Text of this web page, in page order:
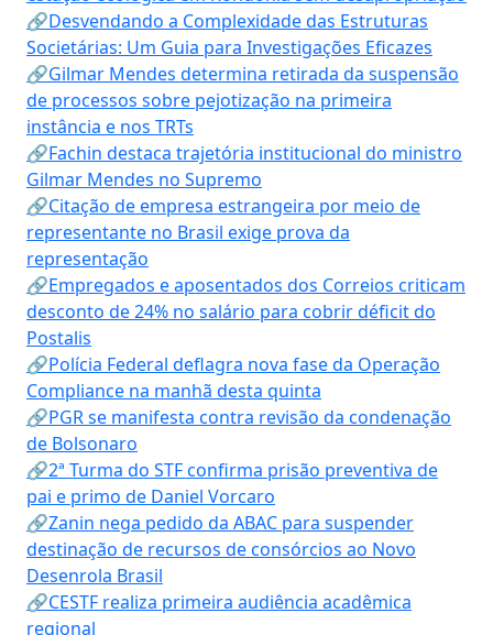
🔗Desvendando a Complexidade das Estruturas
Societárias: Um Guia para Investigações Eficazes
🔗Gilmar Mendes determina retirada da suspensão
de processos sobre pejotização na primeira
instância e nos TRTs
🔗Fachin destaca trajetória institucional do ministro
Gilmar Mendes no Supremo
🔗Citação de empresa estrangeira por meio de
representante no Brasil exige prova da
representação
🔗Empregados e aposentados dos Correios criticam
desconto de 24% no salário para cobrir déficit do
Postalis
🔗Polícia Federal deflagra nova fase da Operação
Compliance na manhã desta quinta
🔗PGR se manifesta contra revisão da condenação
de Bolsonaro
🔗2ª Turma do STF confirma prisão preventiva de
pai e primo de Daniel Vorcaro
🔗Zanin nega pedido da ABAC para suspender
destinação de recursos de consórcios ao Novo
Desenrola Brasil
🔗CESTF realiza primeira audiência acadêmica
regional